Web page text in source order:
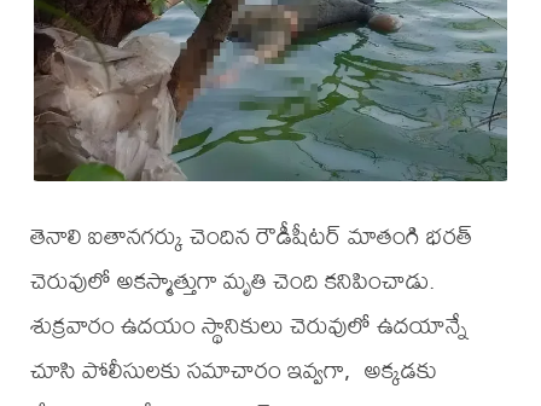
తెనాలి ఐతానగర్కు చెందిన రౌడీషీటర్ మాతంగి భరత్
చెరువులో అకస్మాత్తుగా మృతి చెంది కనిపించాడు.
శుక్రవారం ఉదయం స్థానికులు చెరువులో ఉదయాన్నే
చూసి పోలీసులకు సమాచారం ఇవ్వగా, అక్కడకు